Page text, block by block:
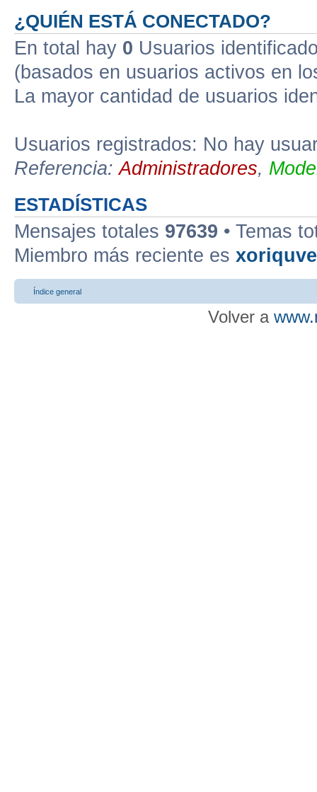
¿QUIÉN ESTÁ CONECTADO?
En total hay 0 Usuarios
(basados en usuarios activos en
La mayor cantidad de usuarios
Usuarios registrados: No hay
Referencia:Administradores,
ESTADÍSTICAS
Mensajes totales 97639 • Temas
Miembro más reciente es
Índice general
Volver a